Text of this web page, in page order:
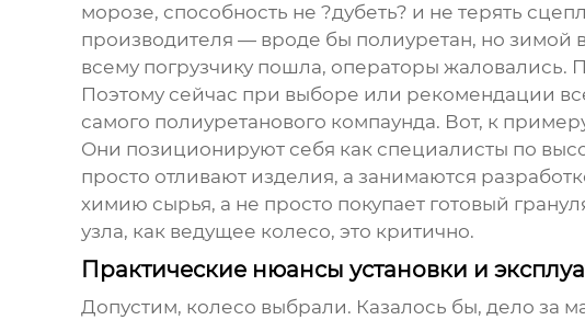
морозе, способность не ?дубеть? и не терять
производителя — вроде бы полиуретан, но зимой
всему погрузчику пошла, операторы жаловались.
Поэтому сейчас при выборе или рекомендации
самого полиуретанового компаунда. Вот, к
Они позиционируют себя как специалисты по
просто отливают изделия, а занимаются
химию сырья, а не просто покупает готовый
узла, как ведущее колесо, это критично.
Практические нюансы установки и
Допустим, колесо выбрали. Казалось бы, дело за